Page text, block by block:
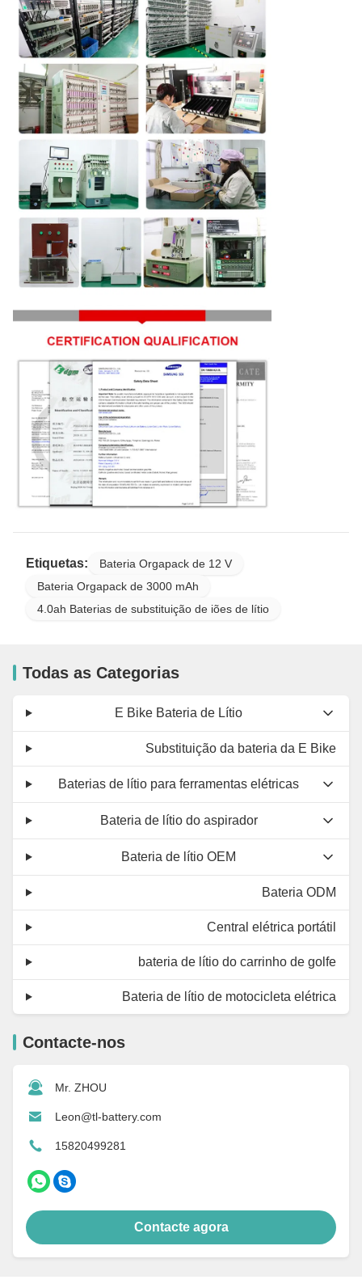
Etiquetas:
Bateria Orgapack de 12 V
Bateria Orgapack de 3000 mAh
4.0ah Baterias de substituição de iões de lítio
Todas as Categorias
E Bike Bateria de Lítio
Substituição da bateria da E Bike
Baterias de lítio para ferramentas elétricas
Bateria de lítio do aspirador
Bateria de lítio OEM
Bateria ODM
Central elétrica portátil
bateria de lítio do carrinho de golfe
Bateria de lítio de motocicleta elétrica
Contacte-nos
Mr. ZHOU
Leon@tl-battery.com
15820499281
Contacte agora